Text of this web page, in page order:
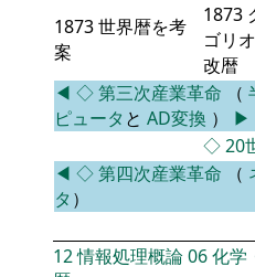
1873 世界暦を考
案
1873
ゴリ
改暦
◀ ◇第三次産業革命 （
ピュータ と AD変換 ） ▶
◇20
◀ ◇第四次産業革命 （
タ ）
12情報処理概論06化学